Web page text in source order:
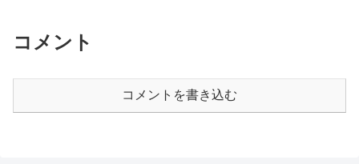
す。フォリント運用はハンガリー
利...
コメント
コメントを書き込む